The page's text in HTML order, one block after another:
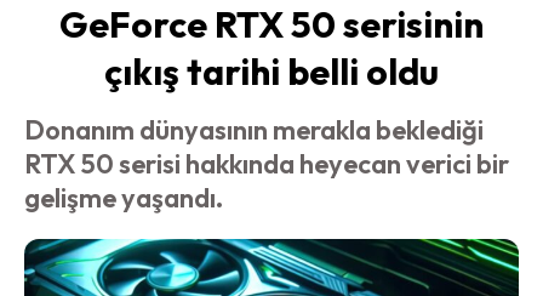
GeForce RTX 50 serisinin
çıkış tarihi belli oldu
Donanım dünyasının merakla beklediği
RTX 50 serisi hakkında heyecan verici bir
gelişme yaşandı.